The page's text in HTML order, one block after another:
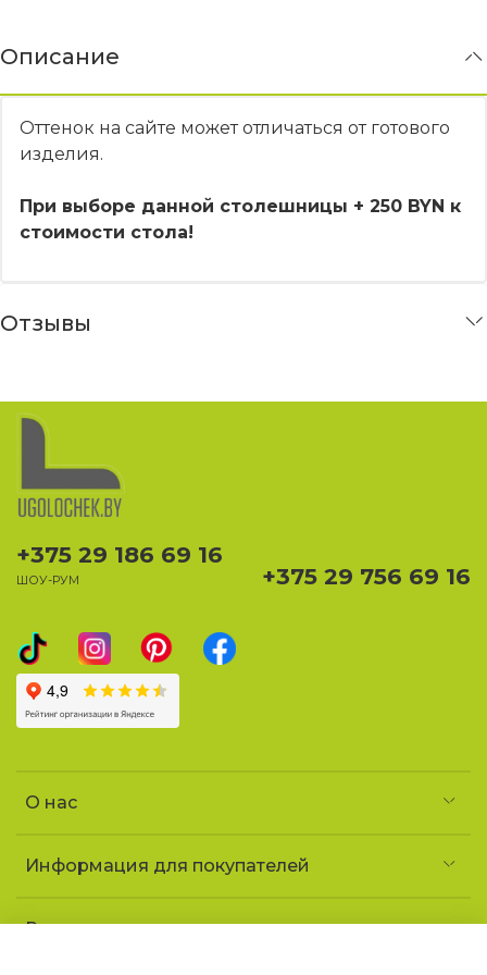
Описание
Оттенок на сайте может отличаться от готового
изделия.
При выборе данной столешницы + 250 BYN к
стоимости стола!
Отзывы
О нас
Информация для покупателей
Реквизиты и контакты
+375 29 186 69 16
ШОУ-РУМ +375 29 756 69 16